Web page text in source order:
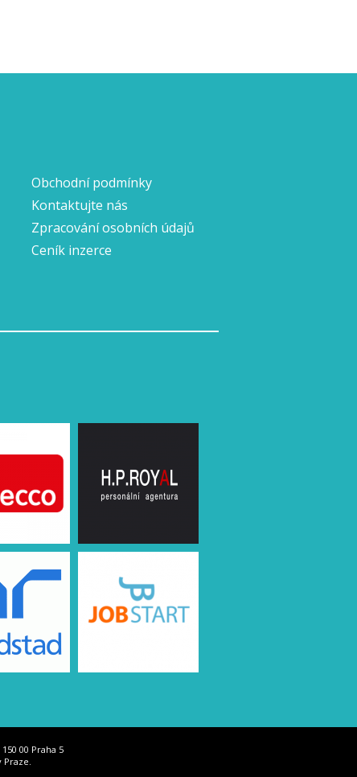
Obchodní podmínky
Kontaktujte nás
Zpracování osobních údajů
Ceník inzerce
00 Praha 5
Praze.